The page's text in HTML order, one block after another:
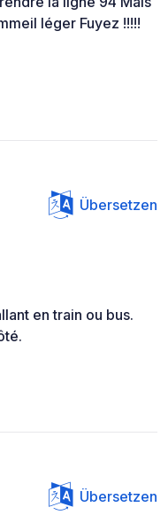
léger Fuyez !!!!!
Übersetzen
en train ou bus.
Übersetzen